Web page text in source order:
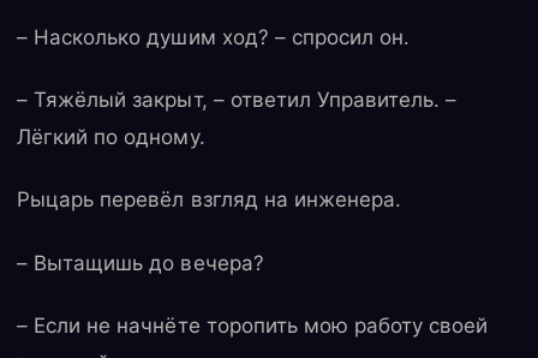
– Насколько душим ход? – спросил он.
– Тяжёлый закрыт, – ответил Управитель. –
Лёгкий по одному.
Рыцарь перевёл взгляд на инженера.
– Вытащишь до вечера?
– Если не начнёте торопить мою работу своей